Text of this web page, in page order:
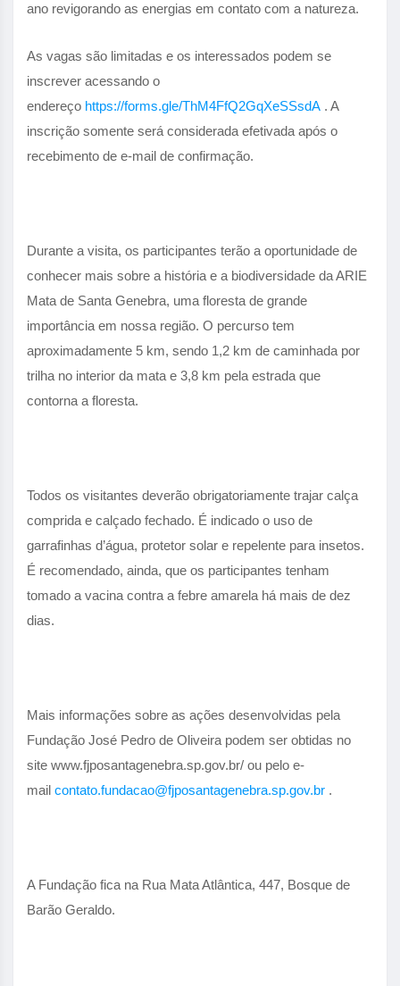
ano revigorando as energias em contato com a natureza.
As vagas são limitadas e os interessados podem se
inscrever acessando o
endereço https://forms.gle/ThM4FfQ2GqXeSSsdA . A
inscrição somente será considerada efetivada após o
recebimento de e-mail de confirmação.
Durante a visita, os participantes terão a oportunidade de
conhecer mais sobre a história e a biodiversidade da ARIE
Mata de Santa Genebra, uma floresta de grande
importância em nossa região. O percurso tem
aproximadamente 5 km, sendo 1,2 km de caminhada por
trilha no interior da mata e 3,8 km pela estrada que
contorna a floresta.
Todos os visitantes deverão obrigatoriamente trajar calça
comprida e calçado fechado. É indicado o uso de
garrafinhas d’água, protetor solar e repelente para insetos.
É recomendado, ainda, que os participantes tenham
tomado a vacina contra a febre amarela há mais de dez
dias.
Mais informações sobre as ações desenvolvidas pela
Fundação José Pedro de Oliveira podem ser obtidas no
site www.fjposantagenebra.sp.gov.br/ ou pelo e-
mail contato.fundacao@fjposantagenebra.sp.gov.br .
A Fundação fica na Rua Mata Atlântica, 447, Bosque de
Barão Geraldo.